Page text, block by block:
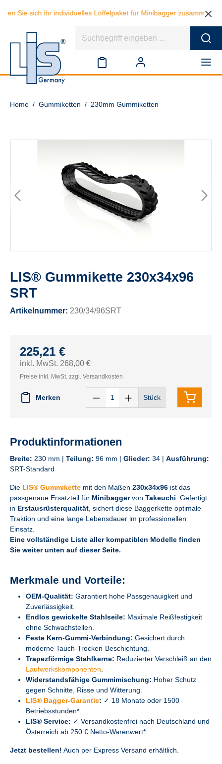
ihr individuelles Löffelpaket für Minibagger zusammen und
Home / Gummiketten / 230mm Gummiketten
LIS® Gummikette 230x34x96
SRT
Artikelnummer: 230/34/96SRT
225,21 €
inkl. MwSt. 268,00 €
Preise inkl. MwSt. zzgl. Versandkosten
Merken Stück
Produktinformationen
Breite: 230 mm | Teilung: 96 mm | Glieder: 34 | Ausführung:
SRT-Standard
Die LIS® Gummikette mit den Maßen 230x34x96 ist das
passgenaue Ersatzteil für Minibaggervon Takeuchi . Gefertigt
in Erstausrüsterqualität , sichert diese Baggerkette optimale
Traktion und eine lange Lebensdauer im professionellen
Einsatz.
Eine vollständige Liste aller kompatiblen Modelle finden
Sie weiter unten auf dieser Seite.
Merkmale und Vorteile:
OEM-Qualität: Garantiert hohe Passgenauigkeit und
Zuverlässigkeit.
Endlos gewickelte Stahlseile: Maximale Reißfestigkeit
ohne Schwachstellen.
Feste Kern-Gummi-Verbindung: Gesichert durch
moderne Tauch-Trocken-Beschichtung.
Trapezförmige Stahlkerne: Reduzierter Verschleiß an den
Laufwerkskomponenten
Widerstandsfähige Gummimischung: Hoher Schutz
gegen Schnitte, Risse und Witterung.
LIS® Bagger-Garantie: ✓ 18 Monate oder 1500
Betriebsstunden*.
LIS® Service: ✓ Versandkostenfrei nach Deutschland und
Österreich ab 250 € Netto-Warenwert*.
Jetzt bestellen! Auch per Express Versand erhältlich.